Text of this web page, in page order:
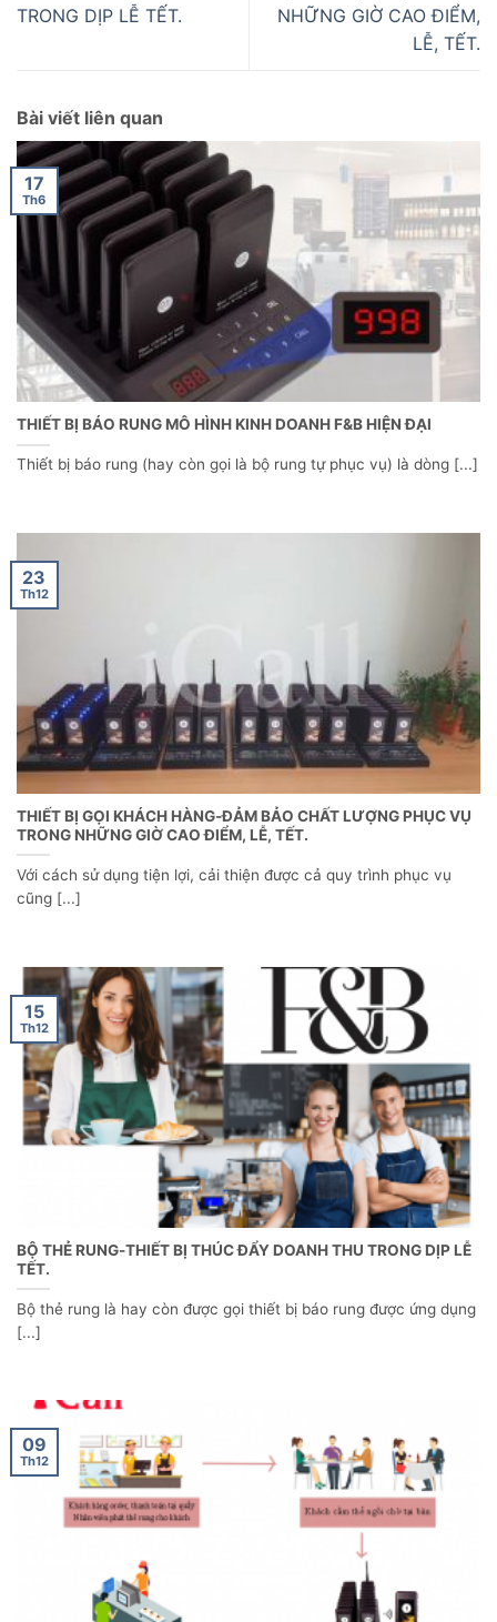
TRONG DỊP LỄ TẾT.
NHỮNG GIỜ CAO ĐIỂM,
LỄ, TẾT.
Bài viết liên quan
THIẾT BỊ BÁO RUNG MÔ HÌNH KINH DOANH F&B HIỆN ĐẠI
Thiết bị báo rung (hay còn gọi là bộ rung tự phục vụ) là dòng [...]
17
Th6
THIẾT BỊ GỌI KHÁCH HÀNG-ĐẢM BẢO CHẤT LƯỢNG PHỤC VỤ
TRONG NHỮNG GIỜ CAO ĐIỂM, LỄ, TẾT.
Với cách sử dụng tiện lợi, cải thiện được cả quy trình phục vụ
cũng [...]
23
Th12
BỘ THẺ RUNG-THIẾT BỊ THÚC ĐẨY DOANH THU TRONG DỊP LỄ
TẾT.
Bộ thẻ rung là hay còn được gọi thiết bị báo rung được ứng dụng
[...]
15
Th12
09
Th12